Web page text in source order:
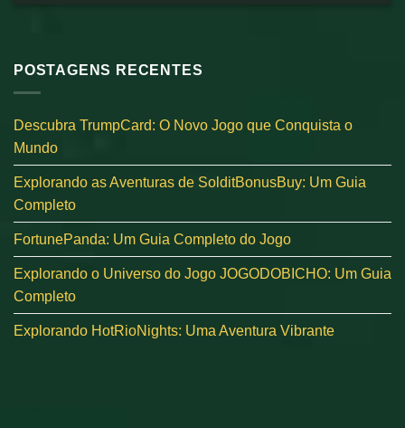
POSTAGENS RECENTES
Descubra TrumpCard: O Novo Jogo que Conquista o
Mundo
Explorando as Aventuras de SolditBonusBuy: Um Guia
Completo
FortunePanda: Um Guia Completo do Jogo
Explorando o Universo do Jogo JOGODOBICHO: Um Guia
Completo
Explorando HotRioNights: Uma Aventura Vibrante